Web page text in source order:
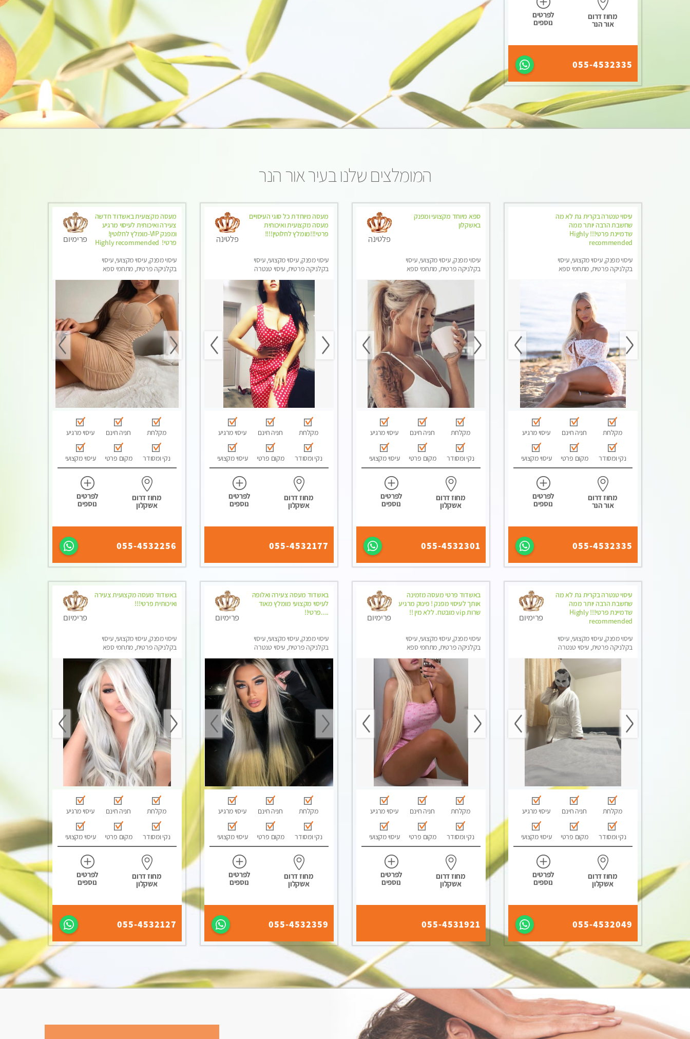
מחוז דרום
אור הנר
לפרטים
נוספים
055-4532335
המומלצים שלנו בעיר אור הנר
עיסוי טנטרה בקרית גת לא מה
שחשבת הרבה יותר ממה
שדמיינת פרטי!!! Highly
recommended
עיסוי מפנק, עיסוי מקצועי, עיסוי
בקלניקה פרטית, מתחמי ספא
מקלחת חניה חינם עיסוי מרגיע
נקי ומסודר מקום פרטי עיסוי מקצועי
מחוז דרום
אור הנר
לפרטים
נוספים
055-4532335
ספא מיוחד מקצועי ומפנק
באשקלון
עיסוי מפנק, עיסוי מקצועי, עיסוי
בקלניקה פרטית, מתחמי ספא
פלטינה
מקלחת חניה חינם עיסוי מרגיע
נקי ומסודר מקום פרטי עיסוי מקצועי
מחוז דרום
אשקלון
לפרטים
נוספים
055-4532301
מעסה מיוחדת כל סוגי העיסויים
מעסה מקצועית ואיכותית
פרטי!!!מומלץ לחלוטין!!!!
עיסוי מפנק, עיסוי מקצועי, עיסוי
בקלניקה פרטית, עיסוי טנטרה
פלטינה
מקלחת חניה חינם עיסוי מרגיע
נקי ומסודר מקום פרטי עיסוי מקצועי
מחוז דרום
אשקלון
לפרטים
נוספים
055-4532177
מעסה מקצועית באשדוד חדשה
צעירה ואיכותית לעיסוי מרגיע
ומפנק VIP-מומלץ לחלוטין!
פרטי! ​​​​​​ Highly recommended
עיסוי מפנק, עיסוי מקצועי, עיסוי
בקלניקה פרטית, מתחמי ספא
פרימיום
מקלחת חניה חינם עיסוי מרגיע
נקי ומסודר מקום פרטי עיסוי מקצועי
מחוז דרום
אשקלון
לפרטים
נוספים
055-4532256
עיסוי טנטרה בקרית גת לא מה
שחשבת הרבה יותר ממה
שדמיינת פרטי!!! Highly
recommended
עיסוי מפנק, עיסוי מקצועי, עיסוי
בקלניקה פרטית, עיסוי טנטרה
פרימיום
מקלחת חניה חינם עיסוי מרגיע
נקי ומסודר מקום פרטי עיסוי מקצועי
מחוז דרום
אשקלון
לפרטים
נוספים
055-4532049
באשדוד פרטי מעסה מזמינה
אותך לעיסוי מפנק ! פינוק מרגיע
שרות vip מובטח. ללא מין !!
עיסוי מפנק, עיסוי מקצועי, עיסוי
בקלניקה פרטית, מתחמי ספא
פרימיום
מקלחת חניה חינם עיסוי מרגיע
נקי ומסודר מקום פרטי עיסוי מקצועי
מחוז דרום
אשקלון
לפרטים
נוספים
055-4531921
באשדוד מעסה צעירה ואלופה
לעיסוי מקצועי מומלץ מאוד
....פרטי!!
עיסוי מפנק, עיסוי מקצועי, עיסוי
בקלניקה פרטית, עיסוי טנטרה
פרימיום
מקלחת חניה חינם עיסוי מרגיע
נקי ומסודר מקום פרטי עיסוי מקצועי
מחוז דרום
אשקלון
לפרטים
נוספים
055-4532359
באשדוד מעסה מקצועית צעירה
ואיכותית פרטי!!!
עיסוי מפנק, עיסוי מקצועי, עיסוי
בקלניקה פרטית, מתחמי ספא
פרימיום
מקלחת חניה חינם עיסוי מרגיע
נקי ומסודר מקום פרטי עיסוי מקצועי
מחוז דרום
אשקלון
לפרטים
נוספים
055-4532127